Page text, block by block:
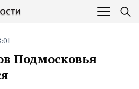
Подмосковья